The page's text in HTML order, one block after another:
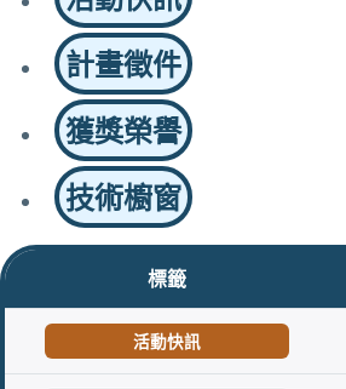
計畫徵件
獲獎榮譽
技術櫥窗
標籤
活動快訊